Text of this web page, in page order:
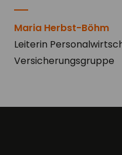
Maria Herbst-Böhm
Leiterin
Versicherungsgruppe